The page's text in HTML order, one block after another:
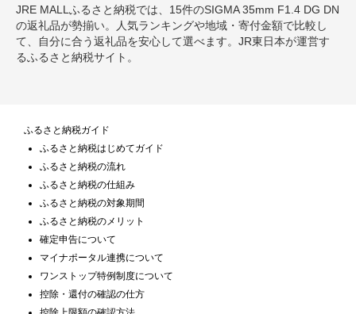
JRE MALLふるさと納税では、15件のSIGMA 35mm F1.4 DG DN
の返礼品が勢揃い。人気ランキングや地域・寄付金額で比較し
て、自分に合う返礼品を安心して選べます。JR東日本が運営す
るふるさと納税サイト。
ふるさと納税ガイド
ふるさと納税はじめてガイド
ふるさと納税の流れ
ふるさと納税の仕組み
ふるさと納税の対象期間
ふるさと納税のメリット
確定申告について
マイナポータル連携について
ワンストップ特例制度について
控除・還付の確認の仕方